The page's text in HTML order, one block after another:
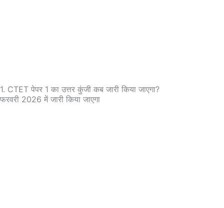
1. CTET पेपर 1 का उत्तर कुंजी कब जारी किया जाएगा?
फरवरी 2026 में जारी किया जाएगा